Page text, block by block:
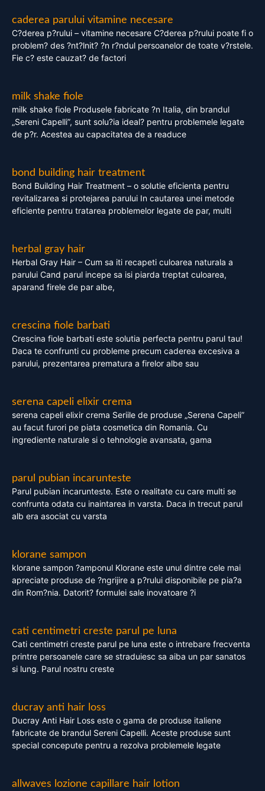
caderea parului vitamine necesare
C?derea p?rului – vitamine necesare C?derea p?rului poate fi o
problem? des ?nt?lnit? ?n r?ndul persoanelor de toate v?rstele.
Fie c? este cauzat? de factori
milk shake fiole
milk shake fiole Produsele fabricate ?n Italia, din brandul
„Sereni Capelli”, sunt solu?ia ideal? pentru problemele legate
de p?r. Acestea au capacitatea de a readuce
bond building hair treatment
Bond Building Hair Treatment – o solutie eficienta pentru
revitalizarea si protejarea parului In cautarea unei metode
eficiente pentru tratarea problemelor legate de par, multi
herbal gray hair
Herbal Gray Hair – Cum sa iti recapeti culoarea naturala a
parului Cand parul incepe sa isi piarda treptat culoarea,
aparand firele de par albe,
crescina fiole barbati
Crescina fiole barbati este solutia perfecta pentru parul tau!
Daca te confrunti cu probleme precum caderea excesiva a
parului, prezentarea prematura a firelor albe sau
serena capeli elixir crema
serena capeli elixir crema Seriile de produse „Serena Capeli”
au facut furori pe piata cosmetica din Romania. Cu
ingrediente naturale si o tehnologie avansata, gama
parul pubian incarunteste
Parul pubian incarunteste. Este o realitate cu care multi se
confrunta odata cu inaintarea in varsta. Daca in trecut parul
alb era asociat cu varsta
klorane sampon
klorane sampon ?amponul Klorane este unul dintre cele mai
apreciate produse de ?ngrijire a p?rului disponibile pe pia?a
din Rom?nia. Datorit? formulei sale inovatoare ?i
cati centimetri creste parul pe luna
Cati centimetri creste parul pe luna este o intrebare frecventa
printre persoanele care se straduiesc sa aiba un par sanatos
si lung. Parul nostru creste
ducray anti hair loss
Ducray Anti Hair Loss este o gama de produse italiene
fabricate de brandul Sereni Capelli. Aceste produse sunt
special concepute pentru a rezolva problemele legate
allwaves lozione capillare hair lotion